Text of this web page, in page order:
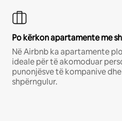
Po kërkon apartamente me
Në Airbnb ka apartamente
ideale për të akomoduar
punonjësve të kompanive
shpërngulur.